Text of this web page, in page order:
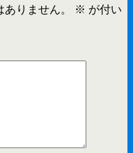
りません。 ※ が付い